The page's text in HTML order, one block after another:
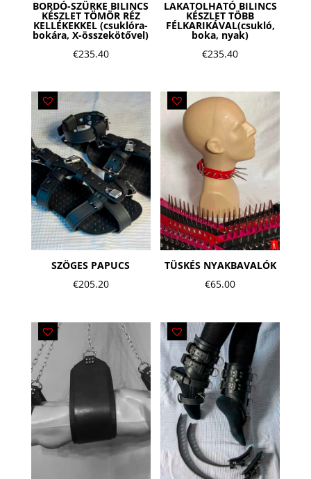
BORDÓ-SZÜRKE BILINCS
KÉSZLET TÖMÖR RÉZ
KELLÉKEKKEL (csuklóra-
bokára, X-összekötővel)
€235.40
LAKATOLHATÓ BILINCS
KÉSZLET TÖBB
FÉLKARIKÁVAL(csukló,
boka, nyak)
€235.40
SZÖGES PAPUCS
€205.20
TÜSKÉS NYAKBAVALÓK
€65.00